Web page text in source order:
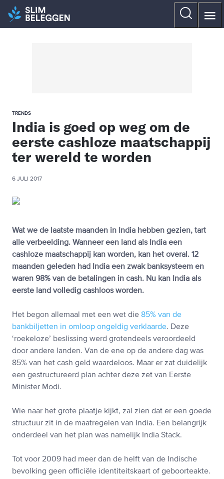
TRENDS
India is goed op weg om de
eerste cashloze maatschappij
ter wereld te worden
6 JULI 2017
Wat we de laatste maanden in India hebben gezien, tart
alle verbeelding. Wanneer een land als India een
cashloze maatschappij kan worden, kan het overal. 12
maanden geleden had India een zwak banksysteem en
waren 98% van de betalingen in cash. Nu kan India als
eerste land volledig cashloos worden.
Het begon allemaal met een wet die 85% van de
bankbiljetten in omloop ongeldig verklaarde. Deze
‘roekeloze’ beslissing werd grotendeels veroordeeld
door andere landen. Van de ene op de andere dag was
85% van het cash geld waardeloos. Maar er zat duidelijk
een gestructureerd plan achter deze zet van Eerste
Minister Modi.
Wie naar het grote plaatje kijkt, zal zien dat er een goede
structuur zit in de maatregelen van India. Een belangrijk
onderdeel van het plan was namelijk India Stack.
Tot voor 2009 had meer dan de helft van de Indische
bevolking geen officiële identiteitskaart of geboorteakte.